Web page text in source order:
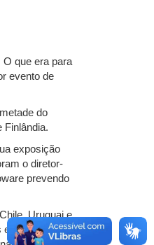
que era para
evento de
do
Finlândia.
exposição
o diretor-
prevendo
Uruguai e
entre Governo